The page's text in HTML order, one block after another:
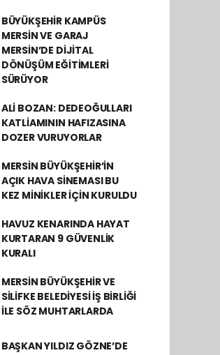
BÜYÜKŞEHİR KAMPÜS
MERSİN VE GARAJ
MERSİN’DE DİJİTAL
DÖNÜŞÜM EĞİTİMLERİ
SÜRÜYOR
ALİ BOZAN: DEDEOĞULLARI
KATLİAMININ HAFIZASINA
DOZER VURUYORLAR
MERSİN BÜYÜKŞEHİR’İN
AÇIK HAVA SİNEMASI BU
KEZ MİNİKLER İÇİN KURULDU
HAVUZ KENARINDA HAYAT
KURTARAN 9 GÜVENLİK
KURALI
MERSİN BÜYÜKŞEHİR VE
SİLİFKE BELEDİYESİ İŞ BİRLİĞİ
İLE SÖZ MUHTARLARDA
BAŞKAN YILDIZ GÖZNE’DE